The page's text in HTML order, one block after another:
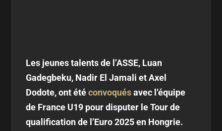
Les jeunes talents de l’ASSE, Luan
Gadegbeku, Nadir El Jamali et Axel
Dodote, ont étéconvoquésavec l’équipe
de France U19 pour disputer le Tour de
qualification de l’Euro 2025 en Hongrie.